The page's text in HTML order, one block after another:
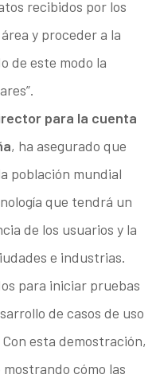
recibidos por los
y proceder a la
de este modo la
para la cuenta
, ha asegurado que
población mundial
que tendrá un
de los usuarios y la
e industrias.
para iniciar pruebas
de casos de uso
esta demostración,
cómo las